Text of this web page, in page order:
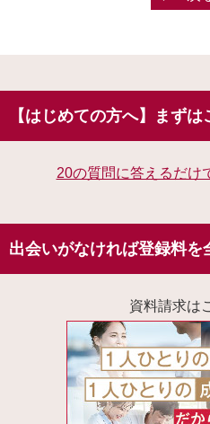
【はじめての方へ】まずは
20の質問に答えるだけ
出会いがなければ登録料を
資料請求は